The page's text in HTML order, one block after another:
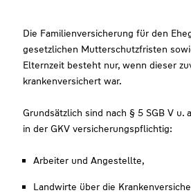
Die Familienversicherung für den
gesetzlichen Mutterschutzfristen
Elternzeit besteht nur, wenn dieser
krankenversichert war.
Grundsätzlich sind nach § 5 SGB V u.
in der GKV versicherungspflichtig:
Arbeiter und Angestellte,
Landwirte über die